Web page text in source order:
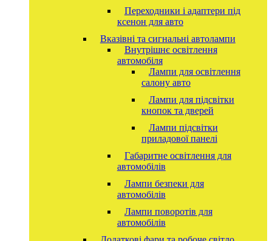
Переходники і адаптери під
ксенон для авто
Вказівні та сигнальні автолампи
Внутрішнє освітлення
автомобіля
Лампи для освітлення
салону авто
Лампи для підсвітки
кнопок та дверей
Лампи підсвітки
приладової панелі
Габаритне освітлення для
автомобілів
Лампи безпеки для
автомобілів
Лампи поворотів для
автомобілів